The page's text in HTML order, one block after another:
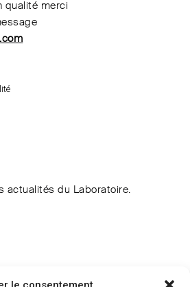
qualité merci
actualités du Laboratoire.